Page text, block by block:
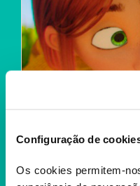
Configuração de
Os cookies permitem-